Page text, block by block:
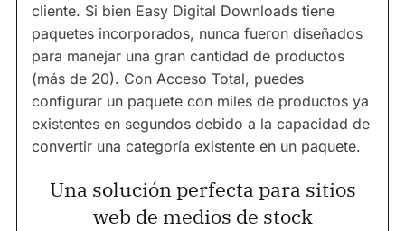
cliente. Si bien Easy Digital Downloads tiene
paquetes incorporados, nunca fueron diseñados
para manejar una gran cantidad de productos
(más de 20). Con Acceso Total, puedes
configurar un paquete con miles de productos ya
existentes en segundos debido a la capacidad de
convertir una categoría existente en un paquete.
Una solución perfecta para sitios
web de medios de stock